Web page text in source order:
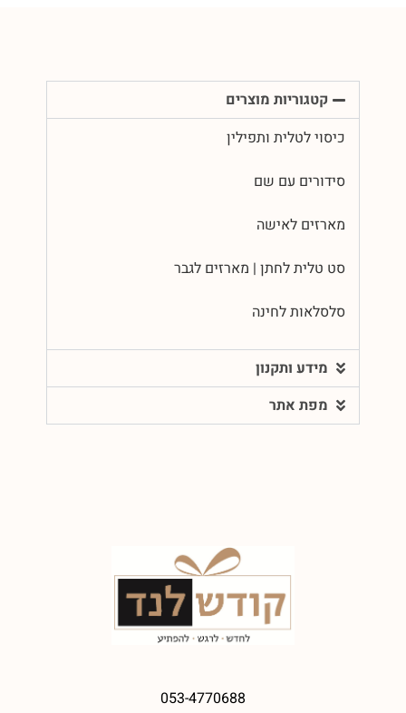
קטגוריות מוצרים
כיסוי לטלית ותפילין
סידורים עם שם
מארזים לאישה
סט טלית לחתן | מארזים לגבר
סלסלאות לחינה
מידע ותקנון
מפת אתר
053-4770688